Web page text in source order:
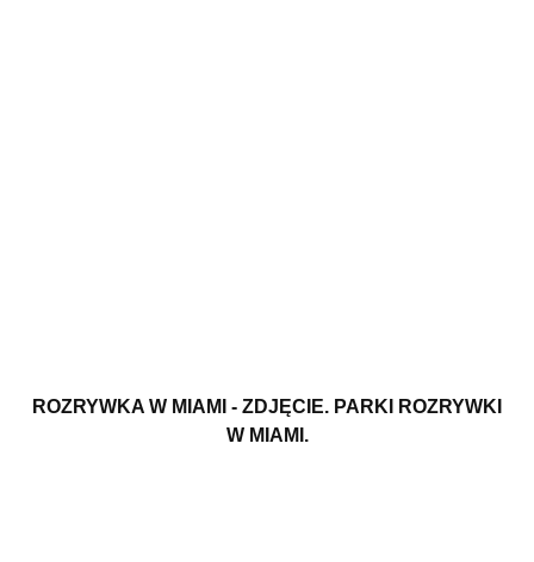
ROZRYWKA W MIAMI - ZDJĘCIE. PARKI ROZRYWKI
W MIAMI.